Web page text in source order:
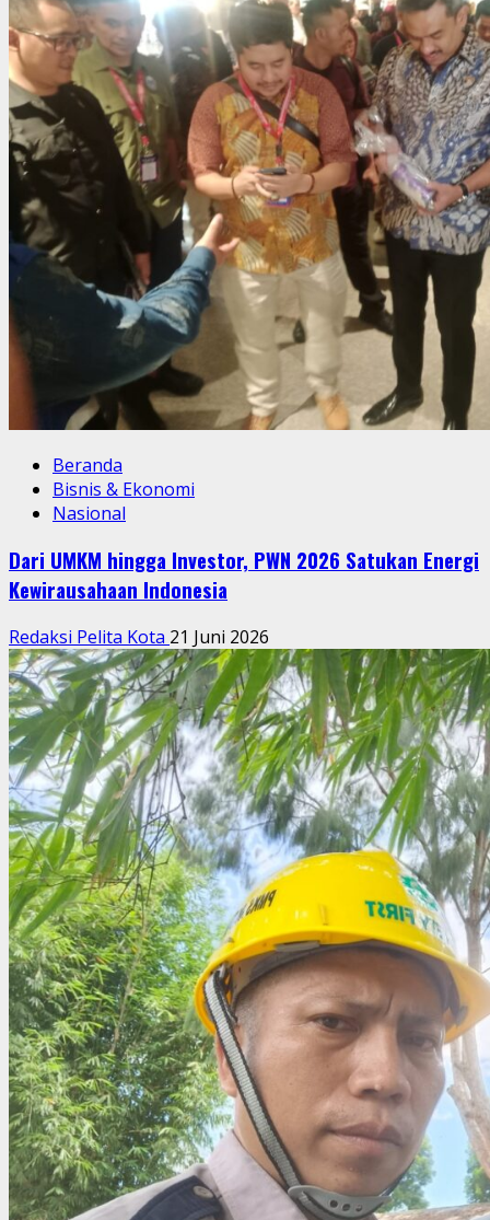
Beranda
Bisnis & Ekonomi
Nasional
Dari UMKM hingga Investor, PWN 2026 Satukan Energi
Kewirausahaan Indonesia
Redaksi Pelita Kota 21 Juni 2026